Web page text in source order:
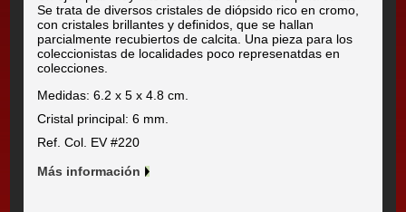
Se trata de diversos cristales de diópsido rico en cromo,
con cristales brillantes y definidos, que se hallan
parcialmente recubiertos de calcita. Una pieza para los
coleccionistas de localidades poco represenatdas en
colecciones.
Medidas: 6.2 x 5 x 4.8 cm.
Cristal principal: 6 mm.
Ref. Col. EV #220
Más información